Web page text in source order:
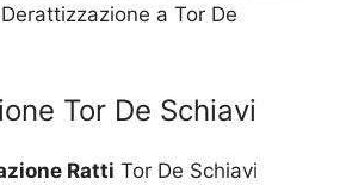
a Tor De
Tor De Schiavi
Ratti Tor De Schiavi